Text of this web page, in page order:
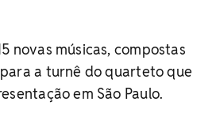
novas músicas, compostas
a turnê do quarteto que
em São Paulo.